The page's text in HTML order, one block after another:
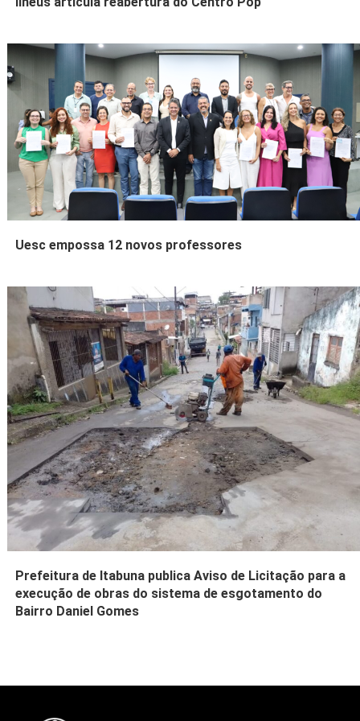
Uesc empossa 12 novos professores
Prefeitura de Itabuna publica Aviso de Licitação para a
execução de obras do sistema de esgotamento do
Bairro Daniel Gomes